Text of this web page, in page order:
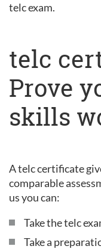
telc exam.
telc
Prove
skills
A telc certificate
comparable
us you can:
Take the telc
Take a